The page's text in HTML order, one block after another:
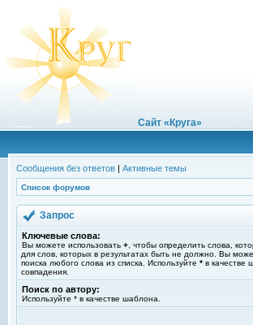
Сайт «Круга»
Сообщения без ответов | Активные темы
Список форумов
Запрос
Ключевые слова:
Вы можете использовать + , чтобы определить слова,
для слов, которых в результатах быть не должно. Вы
поиска любого слова из списка. Используйте * в качестве
совпадения.
Поиск по автору:
Используйте * в качестве шаблона.